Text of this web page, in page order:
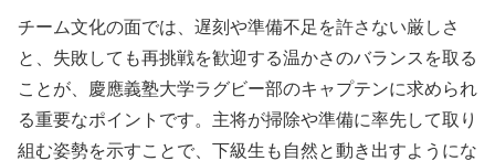
チーム文化の面では、遅刻や準備不足を許さない厳しさ
と、失敗しても再挑戦を歓迎する温かさのバランスを取る
ことが、慶應義塾大学ラグビー部のキャプテンに求められ
る重要なポイントです。主将が掃除や準備に率先して取り
組む姿勢を示すことで、下級生も自然と動き出すようにな